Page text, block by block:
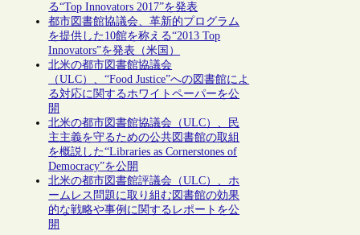
る“Top Innovators 2017”を発表
都市図書館協議会、革新的プログラム
を提供した10館を称える“2013 Top
Innovators”を発表（米国）
北米の都市図書館協議会
（ULC）、“Food Justice”への図書館によ
る対応に関するホワイトペーパーを公
開
北米の都市図書館協議会（ULC）、民
主主義を守るための公共図書館の取組
を概説した“Libraries as Cornerstones of
Democracy”を公開
北米の都市図書館評議会（ULC）、ホ
ームレス問題に取り組む図書館の効果
的な戦略や事例に関するレポートを公
開